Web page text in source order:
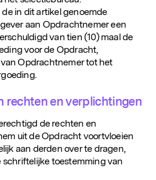
in dit artikel genoemde
aan Opdrachtnemer een
van tien (10) maal de
voor de Opdracht,
Opdrachtnemer tot het
rechten en verplichtingen
de rechten en
uit de Opdracht voortvloeien
aan derden over te dragen,
toestemming van